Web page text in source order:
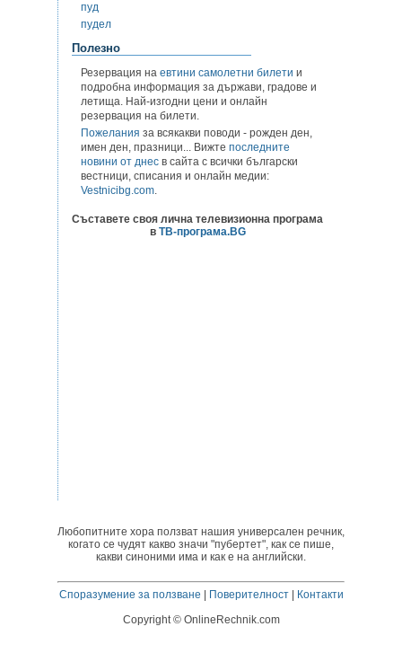
пуд
пудел
Полезно
Резервация на евтини самолетни билети и
подробна информация за държави, градове и
летища. Най-изгодни цени и онлайн
резервация на билети.
Пожелания за всякакви поводи - рожден ден,
имен ден, празници... Вижте последните
новини от днес в сайта с всички български
вестници, списания и онлайн медии:
Vestnicibg.com.
Съставете своя лична телевизионна програма
в ТВ-програма.BG
Любопитните хора ползват нашия универсален речник,
когато се чудят какво значи "пубертет", как се пише,
какви синоними има и как е на английски.
Споразумение за ползване | Поверителност| Контакти
Copyright © OnlineRechnik.com